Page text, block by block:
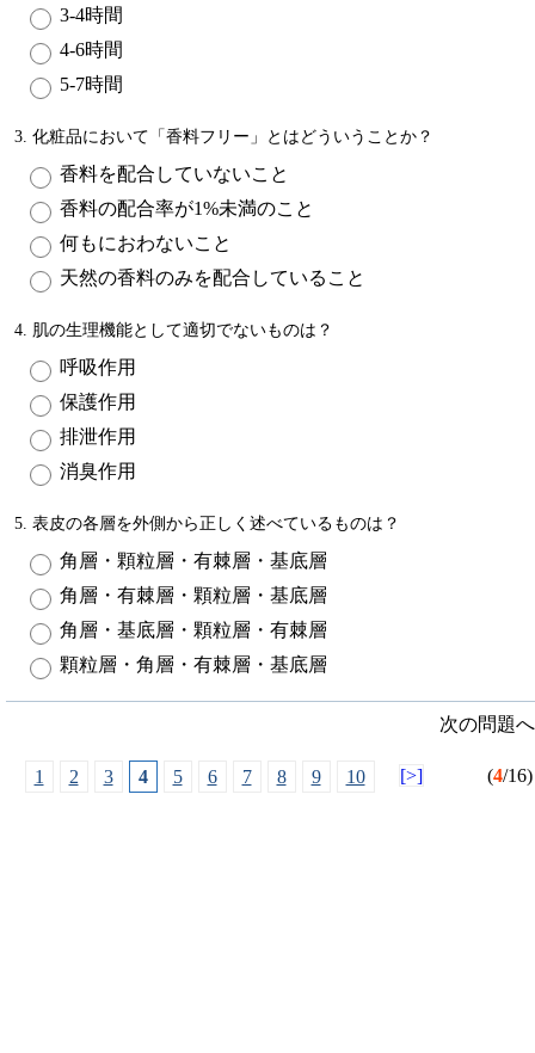
3-4時間
4-6時間
5-7時間
3. 化粧品において「香料フリー」とはどういうことか？
香料を配合していないこと
香料の配合率が1%未満のこと
何もにおわないこと
天然の香料のみを配合していること
4. 肌の生理機能として適切でないものは？
呼吸作用
保護作用
排泄作用
消臭作用
5. 表皮の各層を外側から正しく述べているものは？
角層・顆粒層・有棘層・基底層
角層・有棘層・顆粒層・基底層
角層・基底層・顆粒層・有棘層
顆粒層・角層・有棘層・基底層
次の問題へ
1 2 3 4 5 6 7 8 9 10 [>] (4/16)